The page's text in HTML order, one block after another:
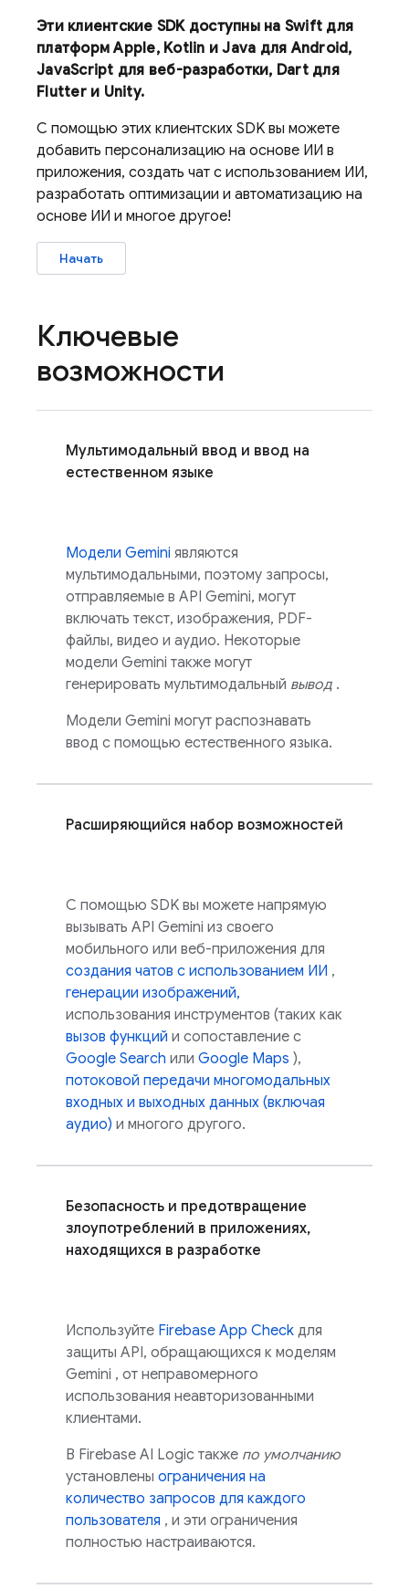
Эти клиентские SDK доступны на Swift для
платформ Apple, Kotlin и Java для Android,
JavaScript для веб-разработки, Dart для
Flutter и Unity.
С помощью этих клиентских SDK вы можете
добавить персонализацию на основе ИИ в
приложения, создать чат с использованием ИИ,
разработать оптимизации и автоматизацию на
основе ИИ и многое другое!
Начать
Ключевые
возможности
Мультимодальный ввод и ввод на
естественном языке
Модели Gemini являются
мультимодальными, поэтому запросы,
отправляемые в API Gemini, могут
включать текст, изображения, PDF-
файлы, видео и аудио. Некоторые
модели Gemini также могут
генерировать мультимодальный вывод .
Модели Gemini могут распознавать
ввод с помощью естественного языка.
Расширяющийся набор возможностей
С помощью SDK вы можете напрямую
вызывать API Gemini из своего
мобильного или веб-приложения для
создания чатов с использованием ИИ ,
генерации изображений,
использования инструментов (таких как
вызов функций и сопоставление с
Google Search или Google Maps ),
потоковой передачи многомодальных
входных и выходных данных (включая
аудио) и многого другого.
Безопасность и предотвращение
злоупотреблений в приложениях,
находящихся в разработке
Используйте Firebase App Check для
защиты API, обращающихся к моделям
Gemini , от неправомерного
использования неавторизованными
клиентами.
В Firebase AI Logic также по умолчанию
установлены ограничения на
количество запросов для каждого
пользователя , и эти ограничения
полностью настраиваются.